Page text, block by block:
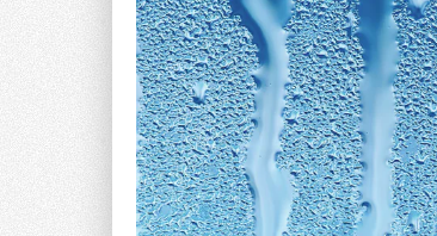
Установка кондиционеров на